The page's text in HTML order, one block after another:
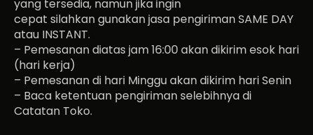
yang tersedia, namun jika ingin
cepat silahkan gunakan jasa pengiriman SAME DAY
atau INSTANT.
– Pemesanan diatas jam 16:00 akan dikirim esok hari
(hari kerja)
– Pemesanan di hari Minggu akan dikirim hari Senin
– Baca ketentuan pengiriman selebihnya di
Catatan Toko.